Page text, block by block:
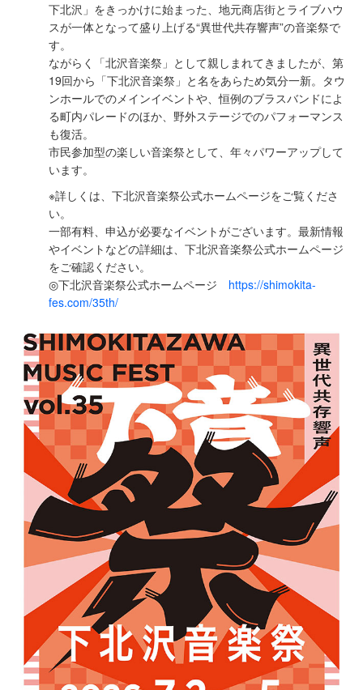
下北沢」をきっかけに始まった、地元商店街とライブハウ
スが一体となって盛り上げる“異世代共存響声”の音楽祭で
す。
ながらく「北沢音楽祭」として親しまれてきましたが、第
19回から「下北沢音楽祭」と名をあらため気分一新。タウ
ンホールでのメインイベントや、恒例のブラスバンドによ
る町内パレードのほか、野外ステージでのパフォーマンス
も復活。
市民参加型の楽しい音楽祭として、年々パワーアップして
います。
※詳しくは、下北沢音楽祭公式ホームページをご覧くださ
い。
一部有料、申込が必要なイベントがございます。最新情報
やイベントなどの詳細は、下北沢音楽祭公式ホームページ
をご確認ください。
◎下北沢音楽祭公式ホームページ https://shimokita-
fes.com/35th/